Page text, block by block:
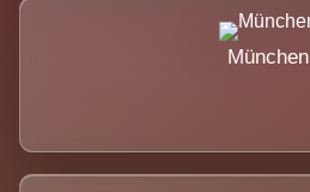
München